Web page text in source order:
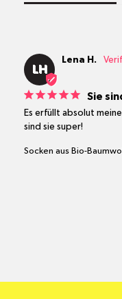
LH
Lena H.
Sie
Es erfüllt absolut
sind sie super!
Socken aus Bio-